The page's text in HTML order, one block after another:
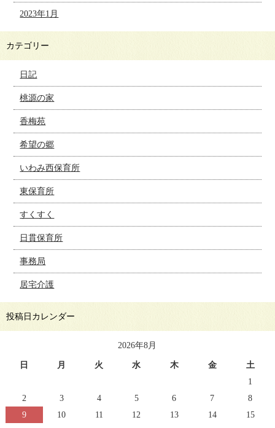
2023年1月
カテゴリー
日記
桃源の家
香梅苑
希望の郷
いわみ西保育所
東保育所
すくすく
日貫保育所
事務局
居宅介護
投稿日カレンダー
2026年8月
日 月 火 水 木 金
土
1
2
3 4 5 6 7
8
9
10 11 12 13 14
15